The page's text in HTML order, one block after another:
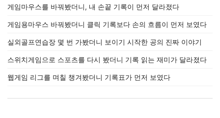
게임마우스를 바꿔봤더니, 내 손끝 기록이 먼저 달라졌다
게임용마우스 바꿔봤더니 클릭 기록보다 손의 흐름이 먼저 보였다
실외골프연습장 몇 번 가봤더니 보이기 시작한 공의 진짜 이야기
스위치게임으로 스포츠를 다시 봤더니 기록 읽는 재미가 달라졌다
웹게임 리그를 며칠 챙겨봤더니 기록표가 먼저 보였다